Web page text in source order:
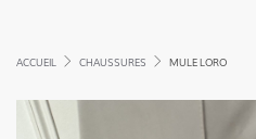
ACCUEIL CHAUSSURES MULE LORO